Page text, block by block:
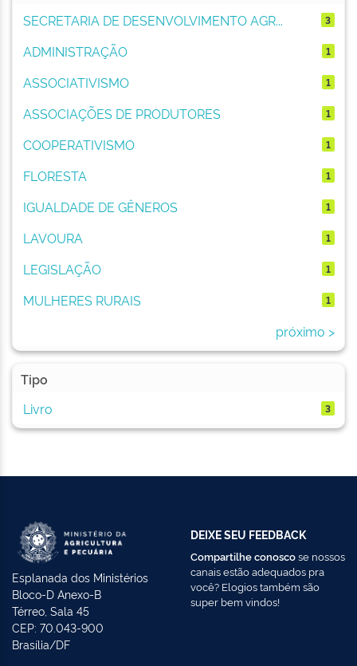
SECRETARIA DE DESENVOLVIMENTO AGR...
3
ADMINISTRAÇÃO 1
ASSOCIATIVISMO 1
ASSOCIAÇÕES DE PRODUTORES 1
COOPERATIVISMO 1
FLORESTA 1
IGUALDADE DE GÊNEROS 1
LAVOURA 1
LEGISLAÇÃO 1
MULHERES RURAIS 1
próximo >
Tipo
Livro
3
Esplanada dos Ministérios
Bloco-D Anexo-B
Térreo, Sala 45
CEP: 70.043-900
Brasília/DF
DEIXE SEU FEEDBACK
Compartilhe conoscose nossos
canais estão adequados pra
você? Elogios também são
super bem vindos!